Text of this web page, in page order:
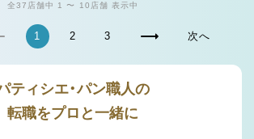
全37店舗中 1 〜 10店舗 表示中
1 2 3 次へ
ティシエ・パン職人の
転職をプロと一緒に